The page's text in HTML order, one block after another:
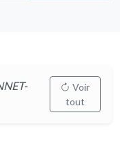
Voir
tout